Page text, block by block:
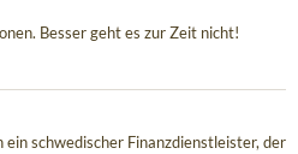
Besser geht es zur Zeit nicht!
ein schwedischer Finanzdienstleister, der